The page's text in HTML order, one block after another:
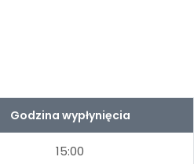
Godzina wypłynięcia
15:00